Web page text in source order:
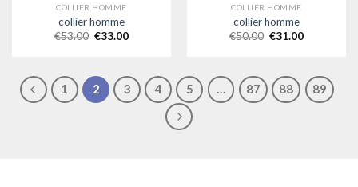
COLLIER HOMME
collier homme
€53.00 €33.00
COLLIER HOMME
collier homme
€50.00 €31.00
1 2 3 4 5 … 87 88 89